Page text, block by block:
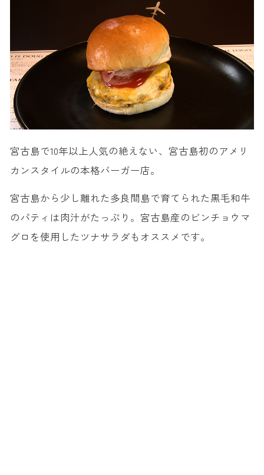
宮古島で10年以上人気の絶えない、宮古島初のアメリ
カンスタイルの本格バーガー店。
宮古島から少し離れた多良間島で育てられた黒毛和牛
のパティは肉汁がたっぷり。宮古島産のビンチョウマ
グロを使用したツナサラダもオススメです。